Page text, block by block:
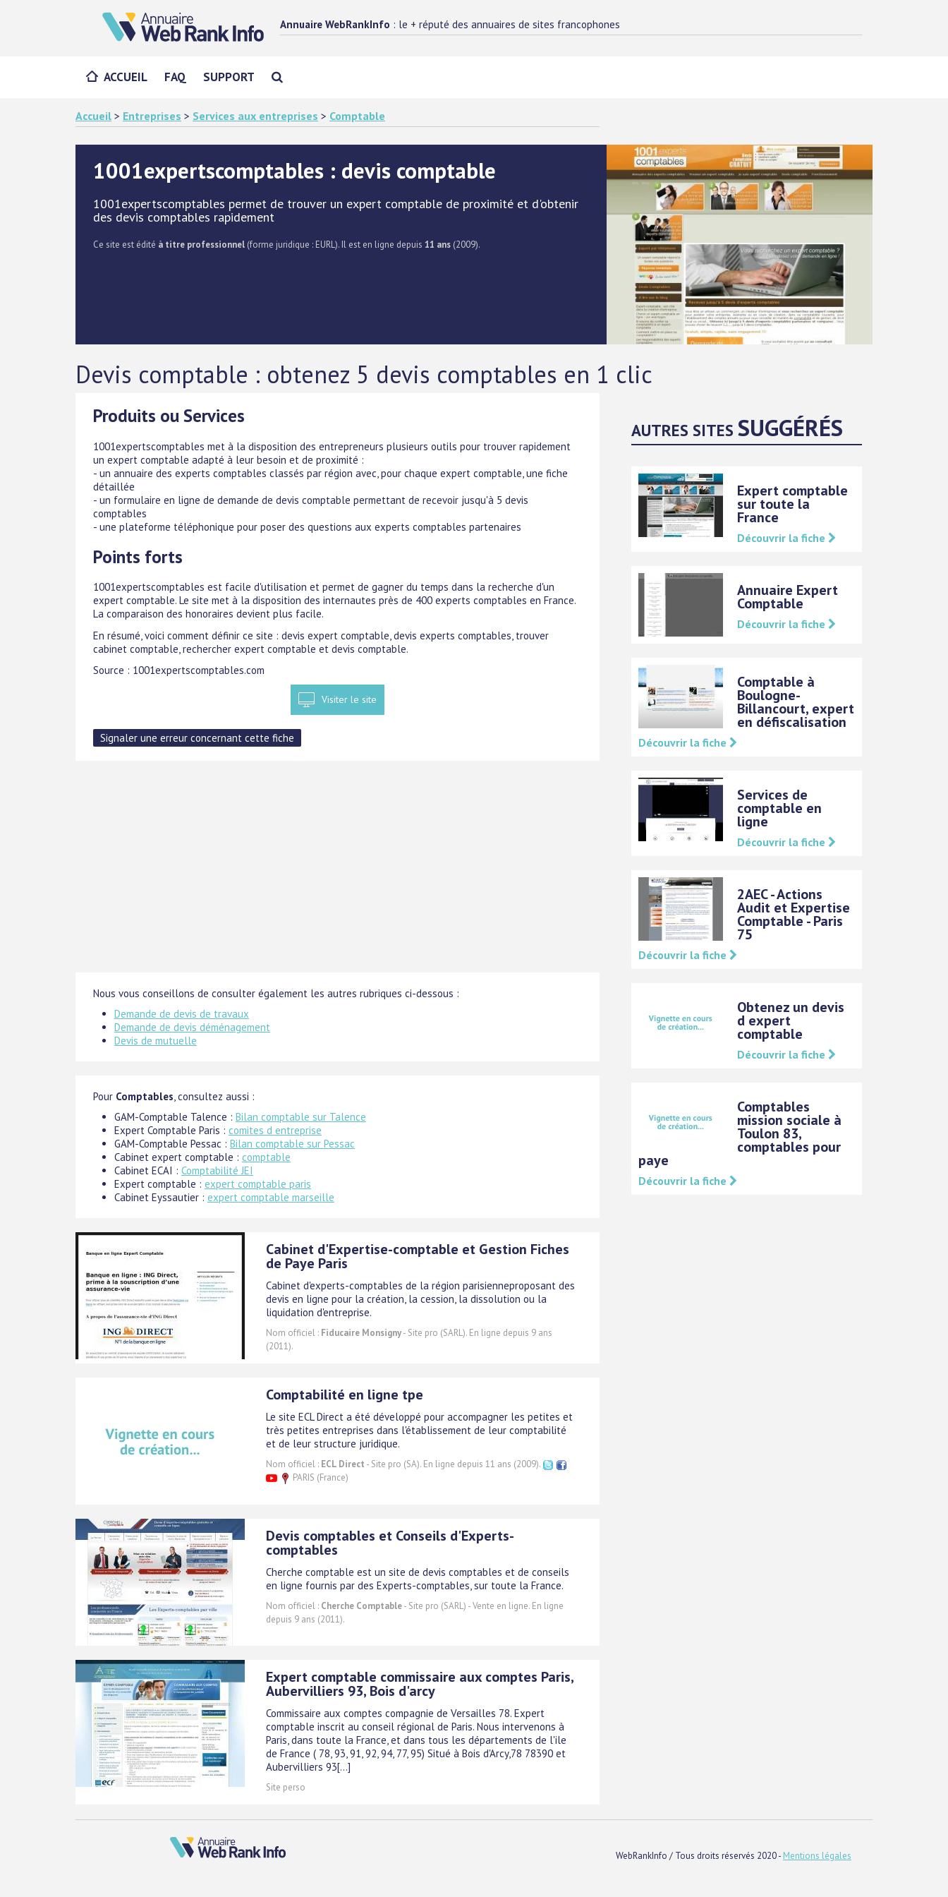
Annuaire WebRankInfo : le + réputé des annuaires de sites francophones
ACCUEIL FAQ SUPPORT
Accueil > Entreprises > Services aux entreprises > Comptable
1001expertscomptables : devis comptable
1001expertscomptables permet de trouver un expert comptable de proximité et d'obtenir
des devis comptables rapidement
Ce site est édité à titre professionnel (forme juridique : EURL). Il est en ligne depuis 11 ans (2009).
Devis comptable : obtenez 5 devis comptables en 1 clic
Produits ou Services
1001expertscomptables met à la disposition des entrepreneurs plusieurs outils pour trouver rapidement
un expert comptable adapté à leur besoin et de proximité :
- un annuaire des experts comptables classés par région avec, pour chaque expert comptable, une fiche
détaillée
- un formulaire en ligne de demande de devis comptable permettant de recevoir jusqu'à 5 devis
comptables
- une plateforme téléphonique pour poser des questions aux experts comptables partenaires
Points forts
1001expertscomptables est facile d'utilisation et permet de gagner du temps dans la recherche d'un
expert comptable. Le site met à la disposition des internautes près de 400 experts comptables en France.
La comparaison des honoraires devient plus facile.
En résumé, voici comment définir ce site : devis expert comptable, devis experts comptables, trouver
cabinet comptable, rechercher expert comptable et devis comptable.
Source : 1001expertscomptables.com
Visiter le site
Nous vous conseillons de consulter également les autres rubriques ci-dessous :
Demande de devis de travaux
Demande de devis déménagement
Devis de mutuelle
Pour Comptables, consultez aussi :
GAM-Comptable Talence : Bilan comptable sur Talence
Expert Comptable Paris : comites d entreprise
GAM-Comptable Pessac : Bilan comptable sur Pessac
Cabinet expert comptable : comptable
Cabinet ECAI : Comptabilité JEI
Expert comptable : expert comptable paris
Cabinet Eyssautier : expert comptable marseille
Cabinet d'Expertise-comptable et Gestion Fiches
de Paye Paris
Cabinet d'experts-comptables de la région parisienneproposant des
devis en ligne pour la création, la cession, la dissolution ou la
liquidation d'entreprise.
Nom officiel : Fiducaire Monsigny- Site pro (SARL). En ligne depuis 9 ans
(2011).
Comptabilité en ligne tpe
Le site ECL Direct a été développé pour accompagner les petites et
très petites entreprises dans l'établissement de leur comptabilité
et de leur structure juridique.
Nom officiel : ECL Direct - Site pro (SA). En ligne depuis 11 ans (2009).
PARIS (France)
Devis comptables et Conseils d'Experts-
comptables
Cherche comptable est un site de devis comptables et de conseils
en ligne fournis par des Experts-comptables, sur toute la France.
Nom officiel : Cherche Comptable- Site pro (SARL) - Vente en ligne. En ligne
depuis 9 ans (2011).
Expert comptable commissaire aux comptes Paris,
Aubervilliers 93, Bois d'arcy
Commissaire aux comptes compagnie de Versailles 78. Expert
comptable inscrit au conseil régional de Paris. Nous intervenons à
Paris, dans toute la France, et dans tous les départements de l'ile
de France ( 78, 93, 91, 92, 94, 77, 95) Situé à Bois d'Arcy,78 78390 et
Aubervilliers 93[...]
Site perso
AUTRES SITESSUGGÉRÉS
Expert comptable
sur toute la
France
Découvrir la fiche
Annuaire Expert
Comptable
Découvrir la fiche
Comptable à
Boulogne-
Billancourt, expert
en défiscalisation
Découvrir la fiche
Services de
comptable en
ligne
Découvrir la fiche
2AEC - Actions
Audit et Expertise
Comptable - Paris
75
Découvrir la fiche
Obtenez un devis
d expert
comptable
Découvrir la fiche
Comptables
mission sociale à
Toulon 83,
comptables pour
paye
Découvrir la fiche
WebRankInfo / Tous droits réservés 2020 - Mentions légales